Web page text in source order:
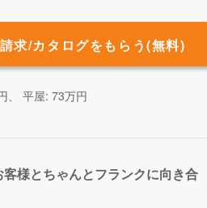
求/カタログをもらう(無料)
、 平屋: 73万円
様とちゃんとフランクに向き合